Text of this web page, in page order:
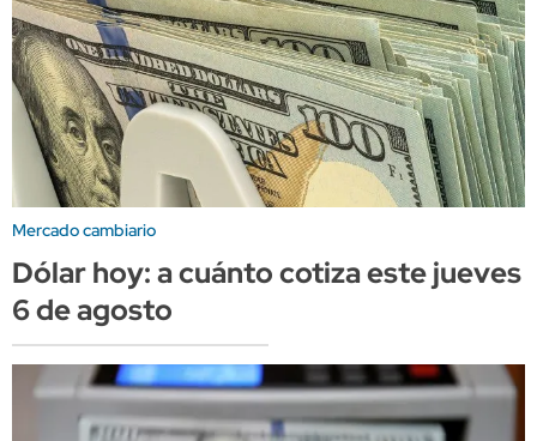
Mercado cambiario
Dólar hoy: a cuánto cotiza este jueves
6 de agosto